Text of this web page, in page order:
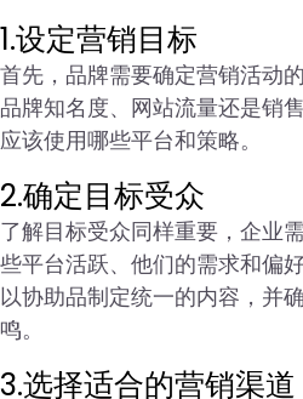
1.设定营销目标
首先，品牌需要确定营销活动
品牌知名度、网站流量还是销
应该使用哪些平台和策略。
2.确定目标受众
了解目标受众同样重要，企业
些平台活跃、他们的需求和偏
以协助品制定统一的内容，并
鸣。
3.选择适合的营销渠道